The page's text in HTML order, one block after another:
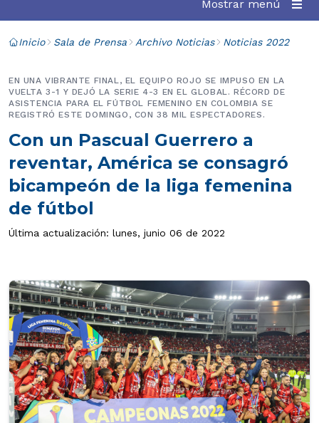
Mostrar menú
Inicio Sala de Prensa Archivo Noticias Noticias 2022
Con un Pascual Guerrero a
reventar, América se consagró
bicampeón de la liga femenina
de fútbol
EN UNA VIBRANTE FINAL, EL EQUIPO ROJO SE IMPUSO EN LA
VUELTA 3-1 Y DEJÓ LA SERIE 4-3 EN EL GLOBAL. RÉCORD DE
ASISTENCIA PARA EL FÚTBOL FEMENINO EN COLOMBIA SE
REGISTRÓ ESTE DOMINGO, CON 38 MIL ESPECTADORES.
Última actualización: lunes, junio 06 de 2022